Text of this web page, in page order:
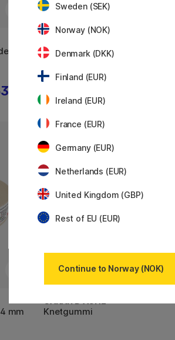
2-
KR
Sketcher Non-photo blue 2-
pakke
mm
11%
Knetgummi
Sweden (SEK)
Norway (NOK)
Denmark (DKK)
Finland (EUR)
Ireland (EUR)
France (EUR)
Germany (EUR)
Netherlands (EUR)
United Kingdom (GBP)
Rest of EU (EUR)
Continue to Norway (NOK)